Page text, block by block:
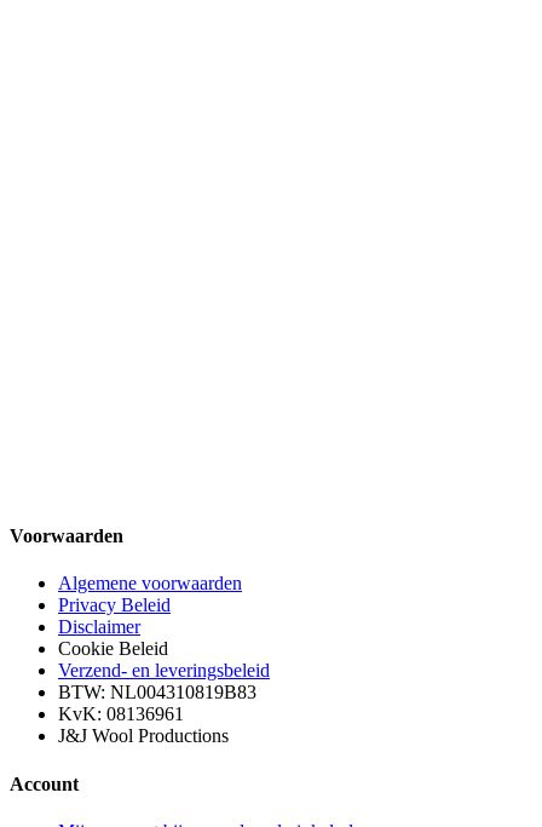
Voorwaarden
Algemene voorwaarden
Privacy Beleid
Disclaimer
Cookie Beleid
Verzend- en leveringsbeleid
BTW: NL004310819B83
KvK: 08136961
J&J Wool Productions
Account